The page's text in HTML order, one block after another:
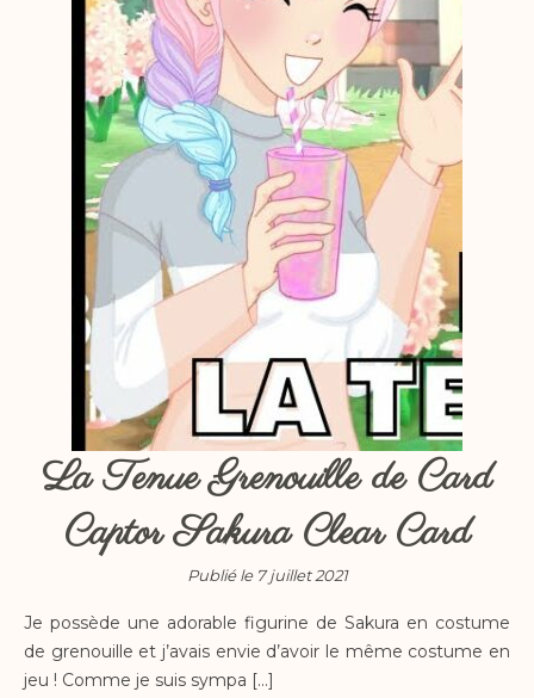
La Tenue Grenouille de Card
Captor Sakura Clear Card
Publié le 7 juillet 2021
Je possède une adorable figurine de Sakura en costume
de grenouille et j’avais envie d’avoir le même costume en
jeu ! Comme je suis sympa […]